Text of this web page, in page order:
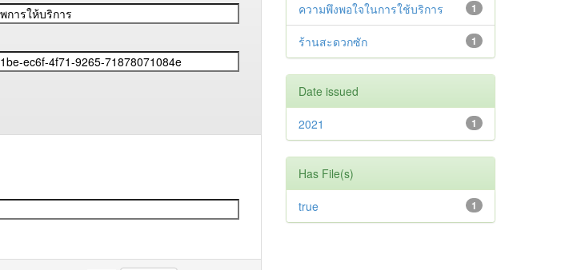
1
ความพึงพอใจในการใช้บริการ
1
ร้านสะดวกซัก
Date issued
1
2021
Has File(s)
1
true